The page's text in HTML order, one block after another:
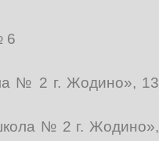
6
№ 2 г. Жодино», 13
№ 2 г. Жодино»,